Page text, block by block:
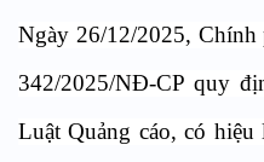
Ngày 26/12/2025,
342/2025/NĐ-CP quy
Luật Quảng cáo, có